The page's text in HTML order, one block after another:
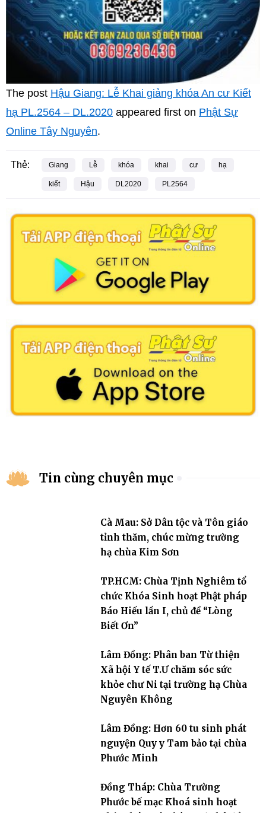
The post Hậu Giang: Lễ Khai giảng khóa An cư Kiết
hạ PL.2564 – DL.2020 appeared first on Phật Sự
Online Tây Nguyên.
Thẻ: Giang Lễ khóa khai cư hạ
kiết Hậu DL2020 PL2564
Tin cùng chuyên mục
Cà Mau: Sở Dân tộc và Tôn giáo
tỉnh thăm, chúc mừng trường
hạ chùa Kim Sơn
TP.HCM: Chùa Tịnh Nghiêm tổ
chức Khóa Sinh hoạt Phật pháp
Báo Hiếu lần I, chủ đề “Lòng
Biết Ơn”
Lâm Đồng: Phân ban Từ thiện
Xã hội Y tế T.Ư chăm sóc sức
khỏe chư Ni tại trường hạ Chùa
Nguyên Không
Lâm Đồng: Hơn 60 tu sinh phát
nguyện Quy y Tam bảo tại chùa
Phước Minh
Đồng Tháp: Chùa Trường
Phước bế mạc Khoá sinh hoạt